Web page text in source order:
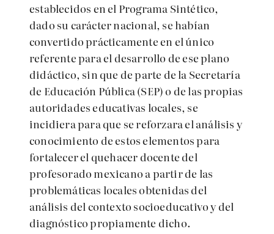
establecidos en el Programa Sintético,
dado su carácter nacional, se habían
convertido prácticamente en el único
referente para el desarrollo de ese plano
didáctico, sin que de parte de la Secretaría
de Educación Pública (SEP) o de las propias
autoridades educativas locales, se
incidiera para que se reforzara el análisis y
conocimiento de estos elementos para
fortalecer el quehacer docente del
profesorado mexicano a partir de las
problemáticas locales obtenidas del
análisis del contexto socioeducativo y del
diagnóstico propiamente dicho.